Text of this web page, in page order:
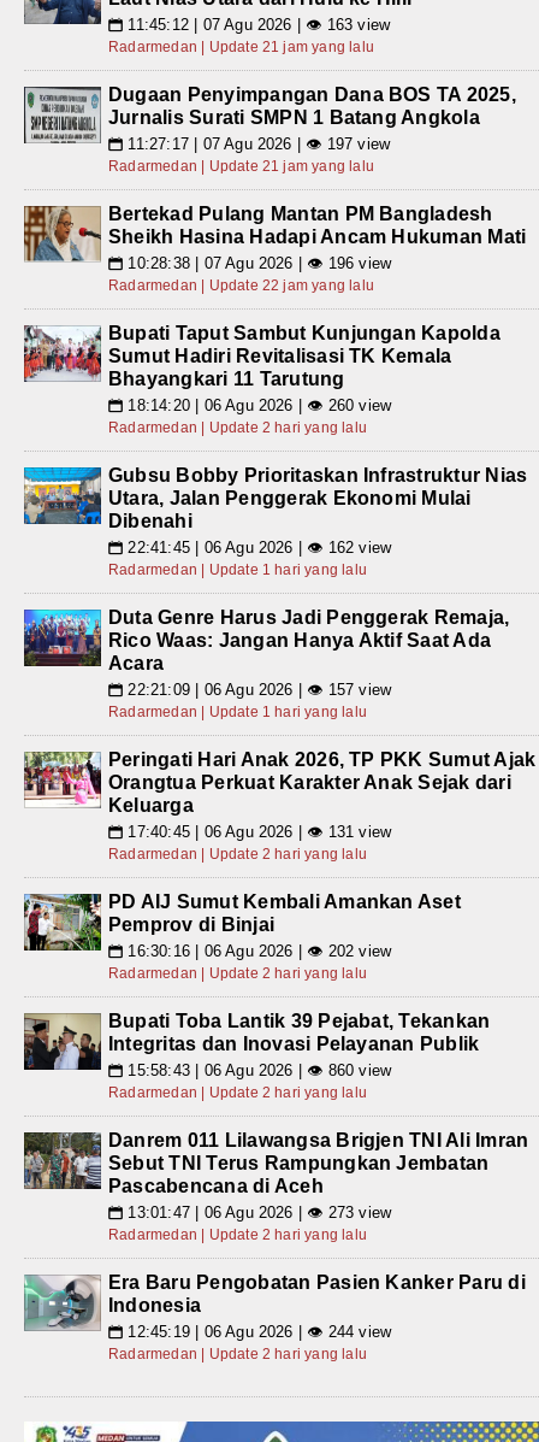
📅 11:45:12 | 07 Agu 2026 | 👁 163 view
Radarmedan | Update 21 jam yang lalu
Dugaan Penyimpangan Dana BOS TA 2025,
Jurnalis Surati SMPN 1 Batang Angkola
📅 11:27:17 | 07 Agu 2026 | 👁 197 view
Radarmedan | Update 21 jam yang lalu
Bertekad Pulang Mantan PM Bangladesh
Sheikh Hasina Hadapi Ancam Hukuman Mati
📅 10:28:38 | 07 Agu 2026 | 👁 196 view
Radarmedan | Update 22 jam yang lalu
Bupati Taput Sambut Kunjungan Kapolda
Sumut Hadiri Revitalisasi TK Kemala
Bhayangkari 11 Tarutung
📅 18:14:20 | 06 Agu 2026 | 👁 260 view
Radarmedan | Update 2 hari yang lalu
Gubsu Bobby Prioritaskan Infrastruktur Nias
Utara, Jalan Penggerak Ekonomi Mulai
Dibenahi
📅 22:41:45 | 06 Agu 2026 | 👁 162 view
Radarmedan | Update 1 hari yang lalu
Duta Genre Harus Jadi Penggerak Remaja,
Rico Waas: Jangan Hanya Aktif Saat Ada
Acara
📅 22:21:09 | 06 Agu 2026 | 👁 157 view
Radarmedan | Update 1 hari yang lalu
Peringati Hari Anak 2026, TP PKK Sumut Ajak
Orangtua Perkuat Karakter Anak Sejak dari
Keluarga
📅 17:40:45 | 06 Agu 2026 | 👁 131 view
Radarmedan | Update 2 hari yang lalu
PD AIJ Sumut Kembali Amankan Aset
Pemprov di Binjai
📅 16:30:16 | 06 Agu 2026 | 👁 202 view
Radarmedan | Update 2 hari yang lalu
Bupati Toba Lantik 39 Pejabat, Tekankan
Integritas dan Inovasi Pelayanan Publik
📅 15:58:43 | 06 Agu 2026 | 👁 860 view
Radarmedan | Update 2 hari yang lalu
Danrem 011 Lilawangsa Brigjen TNI Ali Imran
Sebut TNI Terus Rampungkan Jembatan
Pascabencana di Aceh
📅 13:01:47 | 06 Agu 2026 | 👁 273 view
Radarmedan | Update 2 hari yang lalu
Era Baru Pengobatan Pasien Kanker Paru di
Indonesia
📅 12:45:19 | 06 Agu 2026 | 👁 244 view
Radarmedan | Update 2 hari yang lalu